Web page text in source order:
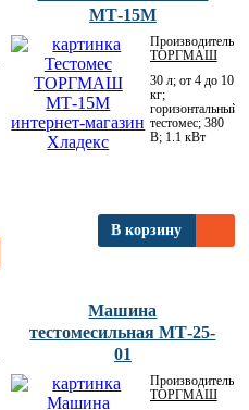
МТ-15М
Производитель:
ТОРГМАШ
30 л; от 4 до 10
кг;
горизонтальный
тестомес; 380
В; 1.1 кВт
В корзину
Машина
тестомесильная МТ-25-
01
Производитель:
ТОРГМАШ